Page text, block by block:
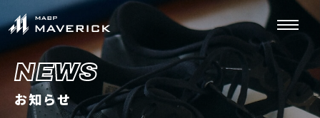
NEWS
お知らせ